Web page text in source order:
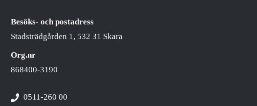
Besöks- och postadress
Stadsträdgården 1, 532 31 Skara
Org.nr
868400-3190
0511-260 00